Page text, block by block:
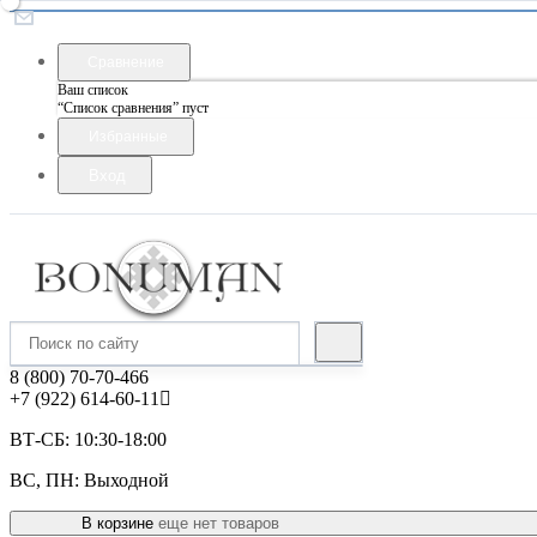
Ваш список
“Список сравнения” пуст
8 (800) 70-70-466
+7 (922) 614-60-11
ВТ-СБ: 10:30-18:00
ВС, ПН: Выходной
В корзине еще нет товаров